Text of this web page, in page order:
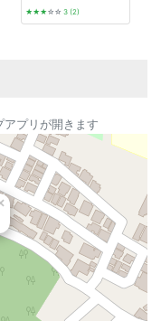
★★★☆☆ 3 (2)
プリが開きます